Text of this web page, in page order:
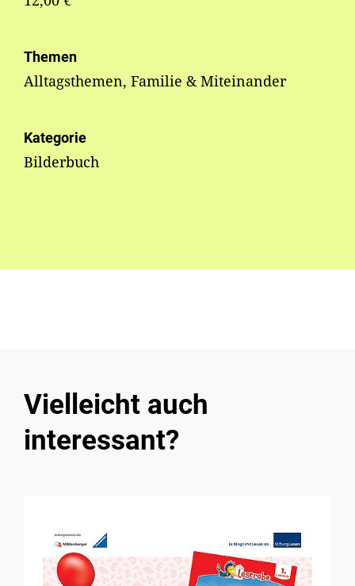
Themen
Alltagsthemen, Familie & Miteinander
Kategorie
Bilderbuch
Vielleicht auch
interessant?